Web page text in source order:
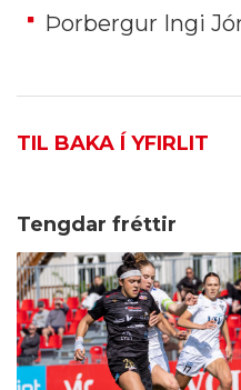
Þorbergur Ingi
TIL BAKA Í YFIRLIT
Tengdar fréttir